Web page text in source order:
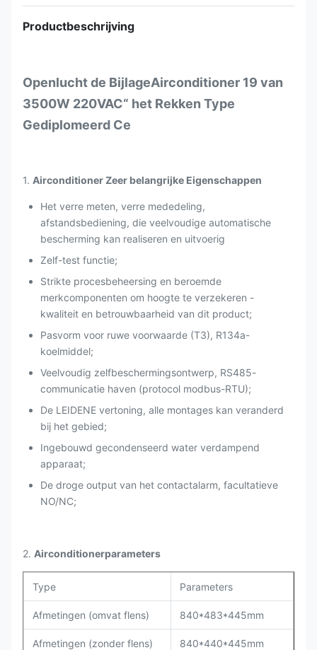
Productbeschrijving
Openlucht de BijlageAirconditioner 19 van
3500W 220VAC“ het Rekken Type
Gediplomeerd Ce
1. Airconditioner Zeer belangrijke Eigenschappen
Het verre meten, verre mededeling,
afstandsbediening, die veelvoudige automatische
bescherming kan realiseren en uitvoerig
Zelf-test functie;
Strikte procesbeheersing en beroemde
merkcomponenten om hoogte te verzekeren -
kwaliteit en betrouwbaarheid van dit product;
Pasvorm voor ruwe voorwaarde (T3), R134a-
koelmiddel;
Veelvoudig zelfbeschermingsontwerp, RS485-
communicatie haven (protocol modbus-RTU);
De LEIDENE vertoning, alle montages kan veranderd
bij het gebied;
Ingebouwd gecondenseerd water verdampend
apparaat;
De droge output van het contactalarm, facultatieve
NO/NC;
2. Airconditionerparameters
Type Parameters
Afmetingen (omvat flens) 840*483*445mm
Afmetingen (zonder flens) 840*440*445mm